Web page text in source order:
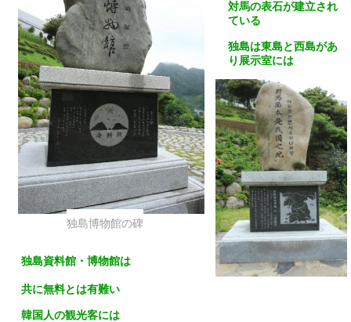
独島博物館の碑
独島資料館・博物館は
共に無料とは有難い
韓国人の観光客には
対馬の表石が建立され
ている
独島は東島と西島があ
り展示室には
大韓民国の国有の領土
であることを証明する
資料がある
大変興味を持って見て
回った